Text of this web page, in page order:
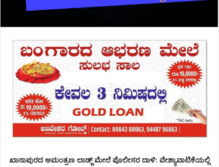
ಖಾನಾಪುರದ ಆಮಂತ್ರಣ ಲಾಡ್ಜ್ ಮೇಲೆ ಪೊಲೀಸರ ದಾಳಿ: ವೇಶ್ಯಾವಾಟಿಕೆಯಲ್ಲಿ